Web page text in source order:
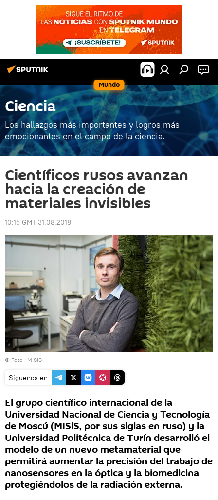
Mundo
Ciencia
Los hallazgos más importantes y logros más
emocionantes en el campo de la ciencia.
Científicos rusos avanzan
hacia la creación de
materiales invisibles
10:15 GMT 31.08.2018
© Foto : MISiS
Síguenos en
El grupo científico internacional de la
Universidad Nacional de Ciencia y Tecnología
de Moscú (MISiS, por sus siglas en ruso) y la
Universidad Politécnica de Turín desarrolló el
modelo de un nuevo metamaterial que
permitirá aumentar la precisión del trabajo de
nanosensores en la óptica y la biomedicina
protegiéndolos de la radiación externa.